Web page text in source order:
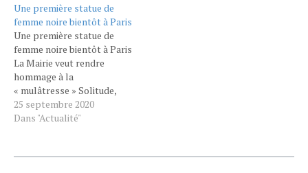
Louverture, « figure de la
lutte contre
l’esclavage » et héros de
l’indépendance d’Haïti.
https://twitter.com/Anne_Hidalgo/status/1391737412632682498?
s=19 La date n’a pas été
choisie au hasard. C’est
pour la journée…
Une première statue de
femme noire bientôt à Paris
Une première statue de
femme noire bientôt à Paris
La Mairie veut rendre
hommage à la
« mulâtresse » Solitude,
figure de la résistance des
esclaves noirs en
26 septembre, Anne
25 septembre 2020
Dans "Actualité"